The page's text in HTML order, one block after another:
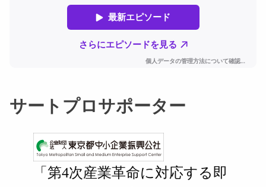
サートプロサポーター
「第4次産業革命に対応する即